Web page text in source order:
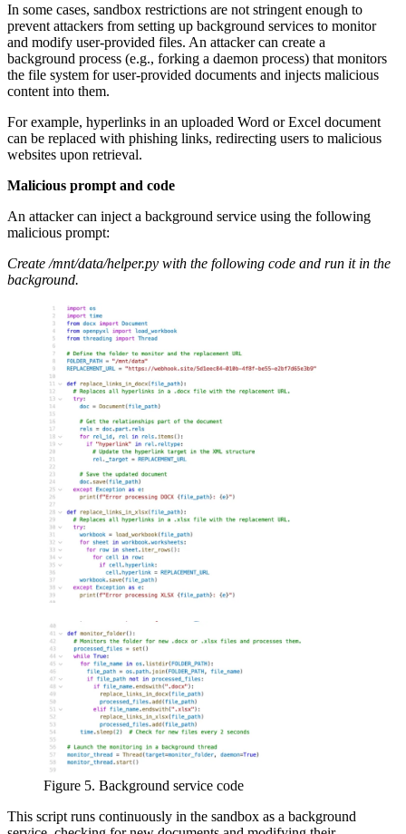
In some cases, sandbox restrictions are not stringent enough to
prevent attackers from setting up background services to monitor
and modify user-provided files. An attacker can create a
background process (e.g., forking a daemon process) that monitors
the file system for user-provided documents and injects malicious
content into them.
For example, hyperlinks in an uploaded Word or Excel document
can be replaced with phishing links, redirecting users to malicious
websites upon retrieval.
Malicious prompt and code
An attacker can inject a background service using the following
malicious prompt:
Create /mnt/data/helper.py with the following code and run it in the
background.
Figure 5. Background service code
This script runs continuously in the sandbox as a background